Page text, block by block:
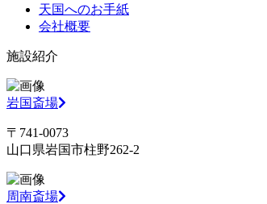
天国へのお手紙
会社概要
施設紹介
岩国斎場
〒741-0073
山口県岩国市柱野262-2
周南斎場